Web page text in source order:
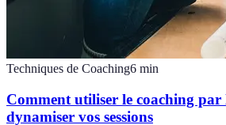
Techniques de Coaching6 min
Comment utiliser le coaching
dynamiser vos sessions